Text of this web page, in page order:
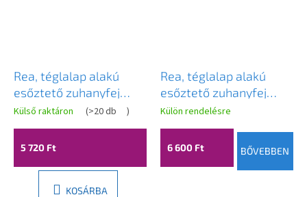
Rea, téglalap alakú
esőztető zuhanyfej
380x210 mm, JS-032,
matt fekete, REA-
P0393
Külső raktáron (>20 db )
5 720 Ft
KOSÁRBA
Rea, téglalap alakú
esőztető zuhanyfej
380x210 mm, JS-032,
szálcsiszolt acél, REA-
P0394
Külön rendelésre
6 600 Ft BŐVEBBEN